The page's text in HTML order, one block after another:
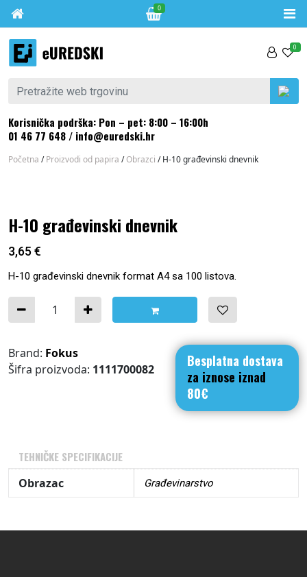
0
0
Pretraži:
Korisnička podrška: Pon – pet: 8:00 – 16:00h
01 46 77 648 / info@euredski.hr
Početna /Proizvodi od papira /Obrazci / H-10 građevinski dnevnik
H-10 građevinski dnevnik
3,65€
H-10 građevinski dnevnik format A4 sa 100 listova.
H-10 građevinski dnevnik količina
Brand: Fokus
Šifra proizvoda: 1111700082
Besplatna dostava
za iznose iznad
80€
TEHNIČKE SPECIFIKACIJE
Obrazac
Građevinarstvo